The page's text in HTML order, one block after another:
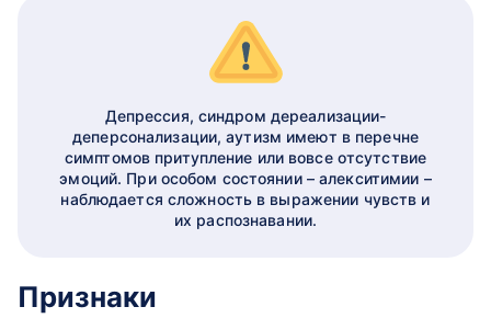
Депрессия, синдром дереализации-
деперсонализации, аутизм имеют в перечне
симптомов притупление или вовсе отсутствие
эмоций. При особом состоянии – алекситимии –
наблюдается сложность в выражении чувств и
их распознавании.
Признаки